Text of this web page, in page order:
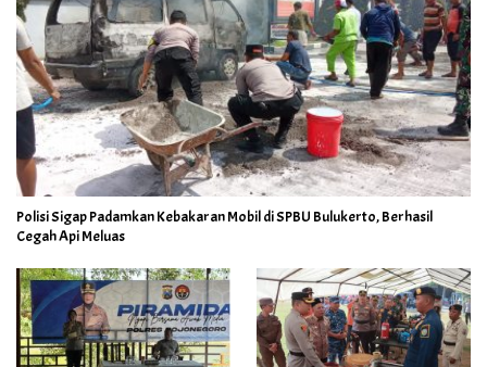
Polisi Sigap Padamkan Kebakaran Mobil di SPBU Bulukerto, Berhasil
Cegah Api Meluas